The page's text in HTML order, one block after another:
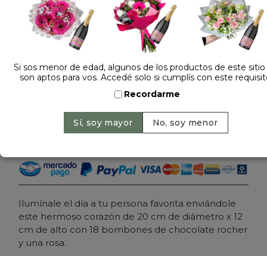
Dejá tu opinión
CAJA CORAZON CON CHOCOLATES Y ROSA
ROJA
$ 129.000 Ahorrás 16%
Ilumínale el día a tu persona favorita enviándole
este hermoso corazón de 20 cm de diámetro x 12
cm de alto con 18 bombones de chocolate rocher
y una rosa.
Si sos menor de edad, algunos de los productos de este
son aptos para vos. Accedé solo si cumplís con este
Recordarme